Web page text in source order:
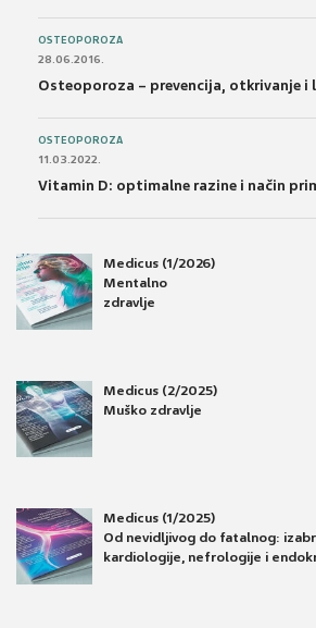
OSTEOPOROZA
28.06.2016.
Osteoporoza – prevencija, otkrivanje i
OSTEOPOROZA
11.03.2022.
Vitamin D: optimalne razine i način
Medicus (1/2026)
Mentalno
zdravlje
Medicus (2/2025)
Muško zdravlje
Medicus (1/2025)
Od nevidljivog do fatalnog:
kardiologije, nefrologije i